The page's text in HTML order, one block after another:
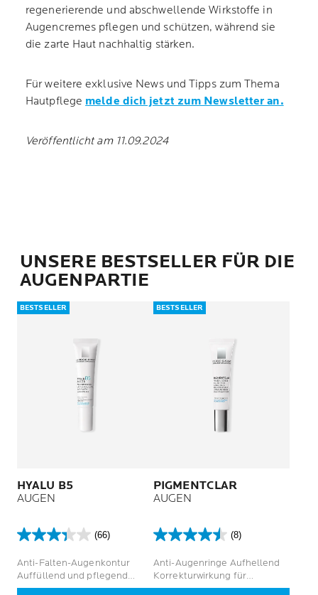
regenerierende und abschwellende Wirkstoffe in
Augencremes pflegen und schützen, während sie
die zarte Haut nachhaltig stärken.
Für weitere exklusive News und Tipps zum Thema
Hautpflege melde dich jetzt zum Newsletter an.
Veröffentlicht am 11.09.2024
UNSERE BESTSELLER FÜR DIE
AUGENPARTIE
BESTSELLER
HYALU B5
AUGEN
(66)
3.3
5
Sternen.
Anti-Falten-Augenkontur
Auffüllend und pflegend
Empfindliche Augen
BESTSELLER
PIGMENTCLAR
AUGEN
(8)
4.5
5
Sternen.
Anti-Augenringe Aufhellend
Korrekturwirkung für
empfindliche Augen